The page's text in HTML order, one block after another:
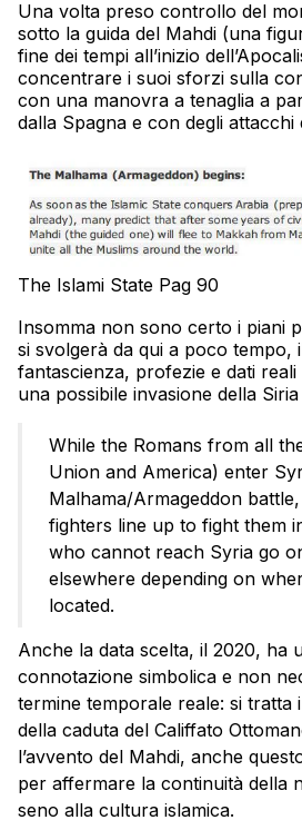
Una volta preso controllo del
sotto la guida del Mahdi (una
fine dei tempi all’inizio
concentrare i suoi sforzi sulla
con una manovra a tenaglia a
dalla Spagna e con degli attacchi
The Islami State Pag 90
Insomma non sono certo i piani
si svolgerà da qui a poco tempo,
fantascienza, profezie e dati reali
una possibile invasione della
While the Romans from all
Union and America) enter
Malhama/Armageddon
fighters line up to fight them
who cannot reach Syria go
elsewhere depending on
located.
Anche la data scelta, il 2020, ha
connotazione simbolica e non
termine temporale reale: si tratta
della caduta del Califfato
l’avvento del Mahdi, anche
per affermare la continuità della
seno alla cultura islamica.